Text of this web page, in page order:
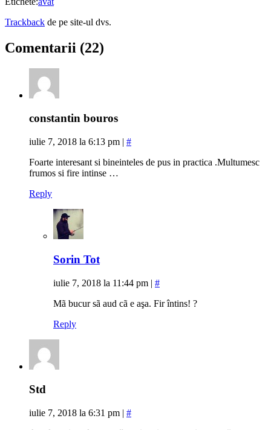
Trackback de pe site-ul dvs.
Comentarii (22)
constantin bouros
iulie 7, 2018 la 6:13 pm | #
Foarte interesant si bineinteles de pus in practica .Multumesc
frumos si fire intinse …
Reply
Sorin Tot
iulie 7, 2018 la 11:44 pm | #
Mã bucur sã aud cã e aşa. Fir întins! ?
Reply
Std
iulie 7, 2018 la 6:31 pm | #